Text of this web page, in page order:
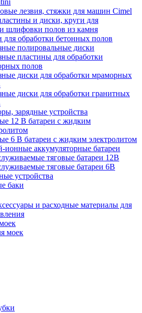
лезвия, стяжки для машин Cimel
и диски, круги для
шлифовки полов из камня
для обработки бетонных полов
полировальные диски
пластины для обработки
полов
диски для обработки мраморных
диски для обработки гранитных
зарядные устройства
12 В батареи с жидким
6 В батареи с жидким электролитом
ионные аккумуляторные батареи
тяговые батареи 12В
тяговые батареи 6В
устройства
баки
и расходные материалы для
моек